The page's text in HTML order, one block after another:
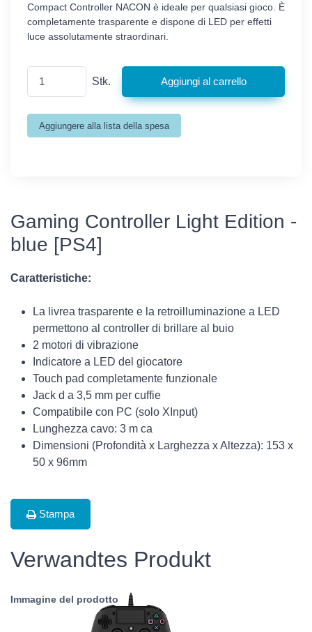
Compact Controller NACON è ideale per qualsiasi gioco. È
completamente trasparente e dispone di LED per effetti
luce assolutamente straordinari.
Stk.
Gaming Controller Light Edition -
blue [PS4]
Caratteristiche:
La livrea trasparente e la retroilluminazione a LED
permettono al controller di brillare al buio
2 motori di vibrazione
Indicatore a LED del giocatore
Touch pad completamente funzionale
Jack d a 3,5 mm per cuffie
Compatibile con PC (solo XInput)
Lunghezza cavo: 3 m ca
Dimensioni (Profondità x Larghezza x Altezza): 153 x
50 x 96mm
Stampa
Verwandtes Produkt